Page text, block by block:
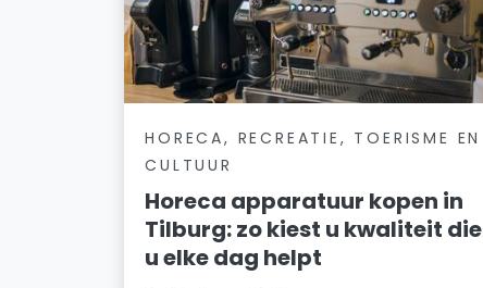
HORECA, RECREATIE, TOERISME EN
CULTUUR
Horeca apparatuur kopen in
Tilburg: zo kiest u kwaliteit die
u elke dag helpt